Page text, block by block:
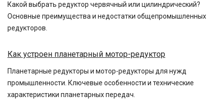
Какой выбрать редуктор червячный или цилиндрический?
Основные преимущества и недостатки общепромышленных
редукторов.
Как устроен планетарный мотор-редуктор
Планетарные редукторы и мотор-редукторы для нужд
промышленности. Ключевые особенности и технические
характеристики планетарных передач.